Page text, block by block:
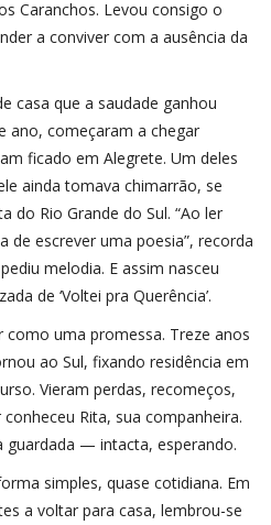
Caranchos. Levou consigo o
a conviver com a ausência da
casa que a saudade ganhou
ano, começaram a chegar
ficado em Alegrete. Um deles
ainda tomava chimarrão, se
do Rio Grande do Sul. “Ao ler
de escrever uma poesia”, recorda
melodia. E assim nasceu
de ‘Voltei pra Querência’.
como uma promessa. Treze anos
ao Sul, fixando residência em
Vieram perdas, recomeços,
Rita, sua companheira.
guardada — intacta, esperando.
simples, quase cotidiana. Em
a voltar para casa, lembrou-se